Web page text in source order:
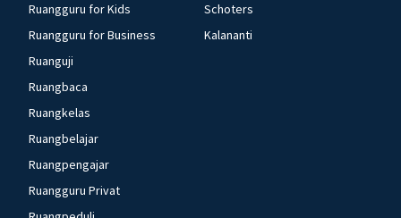
Ruangguru for Kids
Ruangguru for Business
Ruanguji
Ruangbaca
Ruangkelas
Ruangbelajar
Ruangpengajar
Ruangguru Privat
Schoters
Kalananti